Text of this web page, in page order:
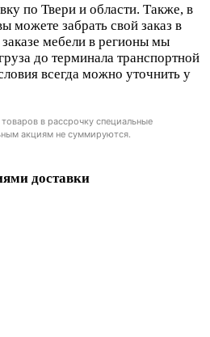
по Твери и области. Также, в
можете забрать свой заказ в
мебели в регионы мы
до терминала транспортной
всегда можно уточнить у
в рассрочку специальные
акциям не суммируются.
доставки